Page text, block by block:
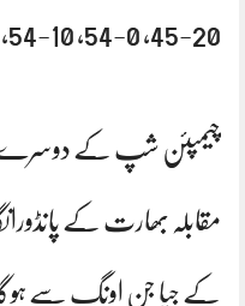
20-45، 0-54، 10-54، 21-53 اور 15-46 رہا۔
چیمپئن شپ کے دوسرے
مقابلہ بھارت کے
کے جیا جن اونگ سے